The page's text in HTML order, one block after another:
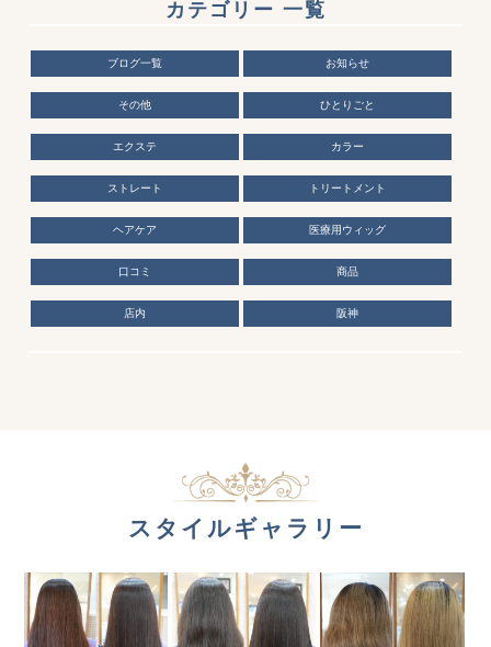
カテゴリー 一覧
ブログ一覧 お知らせ
その他 ひとりごと
エクステ カラー
ストレート トリートメント
ヘアケア 医療用ウィッグ
口コミ 商品
店内 阪神
スタイルギャラリー